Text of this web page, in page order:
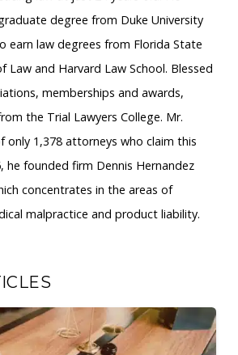
degree from Duke University
earn law degrees from Florida State
Law and Harvard Law School. Blessed
memberships and awards,
the Trial Lawyers College. Mr.
only 1,378 attorneys who claim this
he founded firm Dennis Hernandez
concentrates in the areas of
malpractice and product liability.